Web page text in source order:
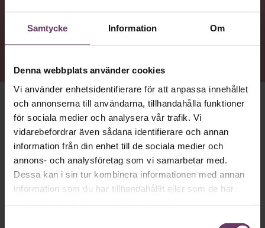
Samtycke Information Om
Denna webbplats använder cookies
Vi använder enhetsidentifierare för att anpassa innehållet
och annonserna till användarna, tillhandahålla funktioner
för sociala medier och analysera vår trafik. Vi
vidarebefordrar även sådana identifierare och annan
information från din enhet till de sociala medier och
annons- och analysföretag som vi samarbetar med.
Dessa kan i sin tur kombinera informationen med annan
information som du har tillhandahållit eller som de har
hälsa, och att leda genom andra – men också
nazisthot och traumahantering på arbetsplatsen.
HON HAR KÖRT ETTcrossfit-pass på morgonen. För att
hon lärt sig vikten av återhämtning och för att tuff träning
låter tankarna vila. ”Meditation funkar inte på mig. Det är
när jag får ta i som jag rensar huvudet”, säger hon.
Ida Östenssonär generalsekreterare för ChildX, en
organisation som arbetar för att stoppa människohandel
barndomen rustade henne tidigt för att våga göra sin röst